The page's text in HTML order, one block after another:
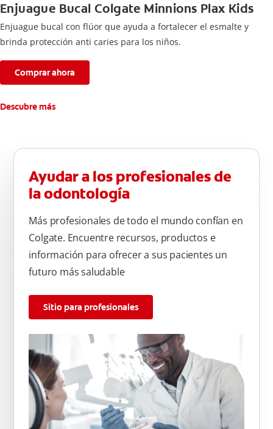
Enjuague Bucal Colgate Minnions Plax Kids
Enjuague bucal con flúor que ayuda a fortalecer el esmalte y
brinda protección anti caries para los niños.
Comprar ahora
Descubre más
Ayudar a los profesionales de
la odontología
Más profesionales de todo el mundo confían en
Colgate. Encuentre recursos, productos e
información para ofrecer a sus pacientes un
futuro más saludable
Sitio para profesionales